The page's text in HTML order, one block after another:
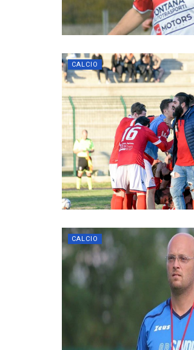
CALCIO
CALCIO